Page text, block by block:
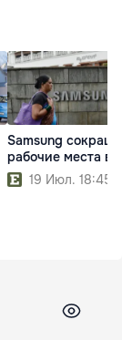
Samsung
рабочие места в
19 Июл. 18:45